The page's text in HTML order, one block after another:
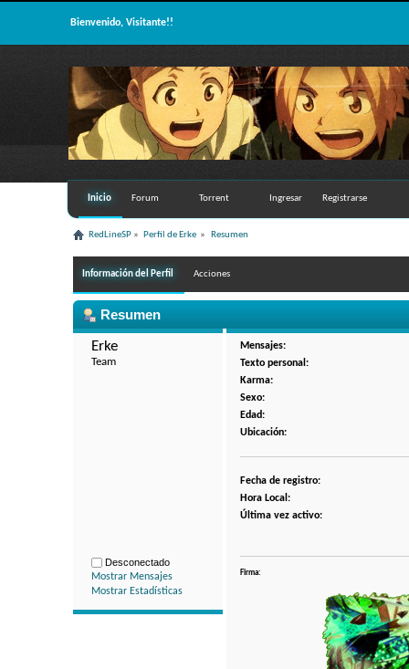
Bienvenido, Visitante!!
Inicio Forum Torrent Ingresar Registrarse
RedLineSP » Perfil de Erke » Resumen
Información del Perfil Acciones
Resumen
Erke
Team
Desconectado
Mostrar Mensajes
Mostrar Estadísticas
Mensajes:
Texto personal:
Karma:
Sexo:
Edad:
Ubicación:
Fecha de registro:
Hora Local:
Última vez activo:
Firma: